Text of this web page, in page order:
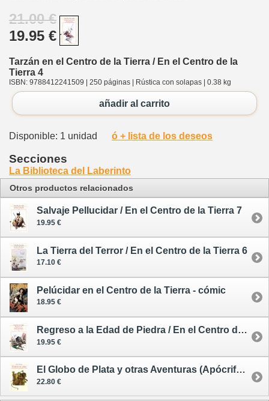
21.00 €
19.95 €
Tarzán en el Centro de la Tierra / En el Centro de la
Tierra 4
ISBN: 9788412241509 | 250 páginas | Rústica con solapas | 0.38 kg
añadir al carrito
Disponible: 1 unidad ó + lista de los deseos
Secciones
La Biblioteca del Laberinto
Otros productos relacionados
Salvaje Pellucidar / En el Centro de la Tierra 7
19.95 €
La Tierra del Terror / En el Centro de la Tierra 6
17.10 €
Pelúcidar en el Centro de la Tierra - cómic
18.95 €
Regreso a la Edad de Piedra / En el Centro de la Tierra 5
19.95 €
El Globo de Plata y otras Aventuras (Apócrifas) de Tarzán
22.80 €